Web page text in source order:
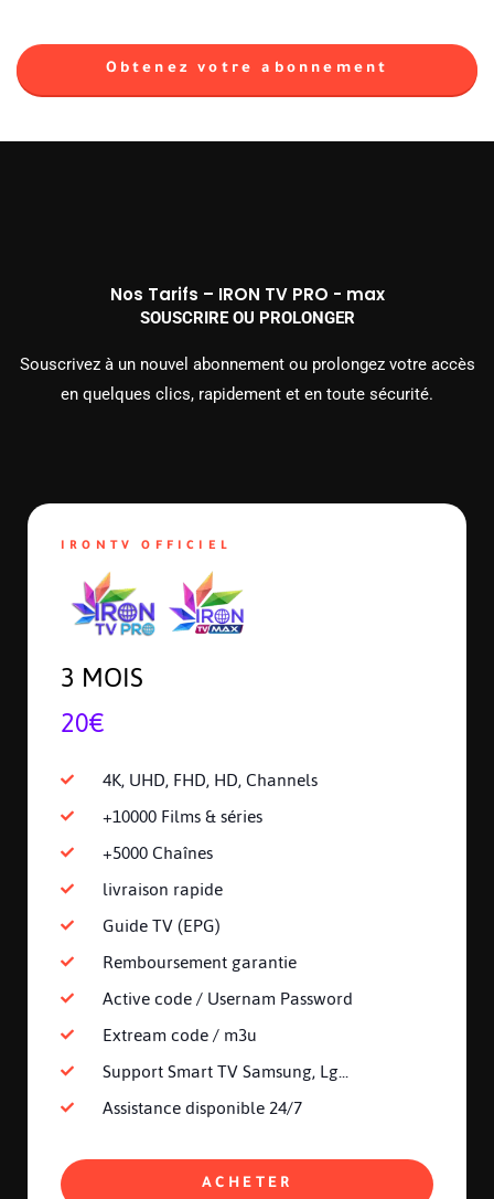
Obtenez votre abonnement
Nos Tarifs – IRON TV PRO - max
SOUSCRIRE OU PROLONGER
Souscrivez à un nouvel abonnement ou prolongez votre accès
en quelques clics, rapidement et en toute sécurité.
IRONTV OFFICIEL
3 MOIS
20€
4K, UHD, FHD, HD, Channels
+10000 Films & séries
+5000 Chaînes
livraison rapide
Guide TV (EPG)
Remboursement garantie
Active code / Usernam Password
Extream code / m3u
Support Smart TV Samsung, Lg...
Assistance disponible 24/7
ACHETER